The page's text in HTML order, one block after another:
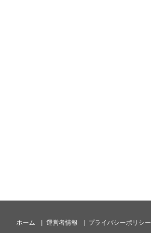
ホーム 運営者情報 プライバシーポリシー